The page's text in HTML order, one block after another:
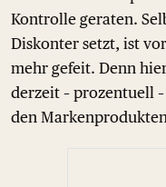
Kontrolle geraten.
Diskonter setzt, ist
mehr gefeit. Denn
derzeit – prozentuell
den